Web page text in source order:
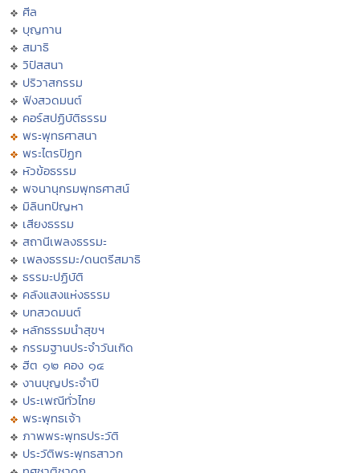
ศีล
บุญทาน
สมาธิ
วิปัสสนา
ปริวาสกรรม
ฟังสวดมนต์
คอร์สปฏิบัติธรรม
พระพุทธศาสนา
พระไตรปิฏก
หัวข้อธรรม
พจนานุกรมพุทธศาสน์
มิลินทปัญหา
เสียงธรรม
สถานีเพลงธรรมะ
เพลงธรรมะ/ดนตรีสมาธิ
ธรรมะปฏิบัติ
คลังแสงแห่งธรรม
บทสวดมนต์
หลักธรรมนำสุขฯ
กรรมฐานประจำวันเกิด
ฮีต ๑๒ คอง ๑๔
งานบุญประจำปี
ประเพณีทั่วไทย
พระพุทธเจ้า
ภาพพระพุทธประวัติ
ประวัติพระพุทธสาวก